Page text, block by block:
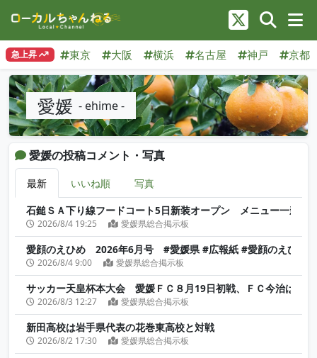
急上昇 東京 大阪 横浜 名古屋 神戸 京都
愛媛 - ehime -
愛媛の投稿コメント・写真
最新 いいね順
写真
石鎚ＳＡ下り線フードコート5日新装オープン メニュー一新、
2026/8/4 19:25 愛媛県総合掲示板
愛顔のえひめ 2026年6月号 #愛媛県 #広報紙 #愛顔のえひめ #
2026/8/4 9:00 愛媛県総合掲示板
サッカー天皇杯本大会 愛媛ＦＣ８月19日初戦、ＦＣ今治は２
2026/8/3 12:27 愛媛県総合掲示板
新田高校は岩手県代表の花巻東高校と対戦
2026/8/2 17:30 愛媛県総合掲示板